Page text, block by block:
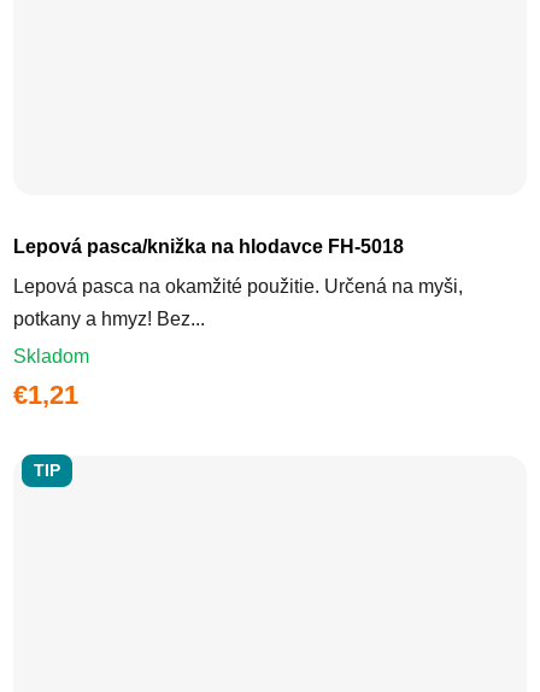
Lepová pasca/knižka na hlodavce FH-5018
Lepová pasca na okamžité použitie. Určená na myši,
potkany a hmyz! Bez...
Skladom
€1,21
TIP